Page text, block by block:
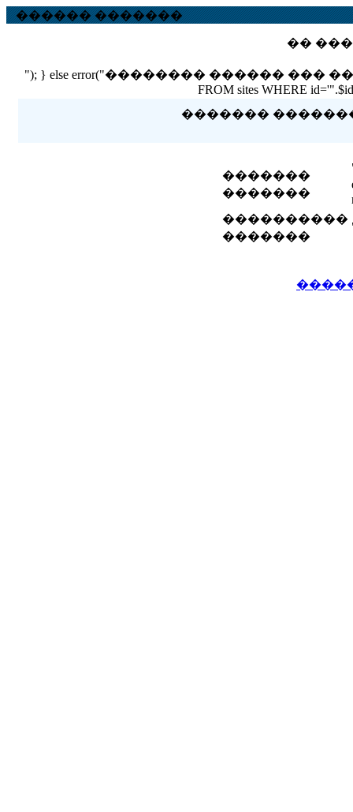
������ �������
��
"); } else error("�������� ������ ��� ������
FROM sites WHERE
�������
�������
�������
����������
�������